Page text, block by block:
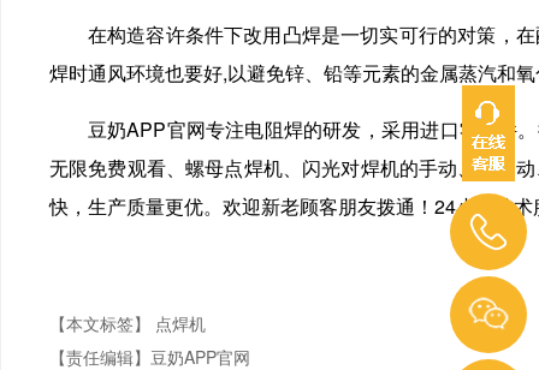
在构造容许条件下改用凸焊是一切实可行的对策，
焊时通风环境也要好,以避免锌、铅等元素的金属蒸汽和氧
豆奶APP官网专注电阻焊的研发，采用进口零部件
无限免费观看、螺母点焊机、闪光对焊机的手动、半
快，生产质量更优。欢迎新老顾客朋友拨通！24小时技
【本文标签】 点焊机
【责任编辑】 豆奶APP官网